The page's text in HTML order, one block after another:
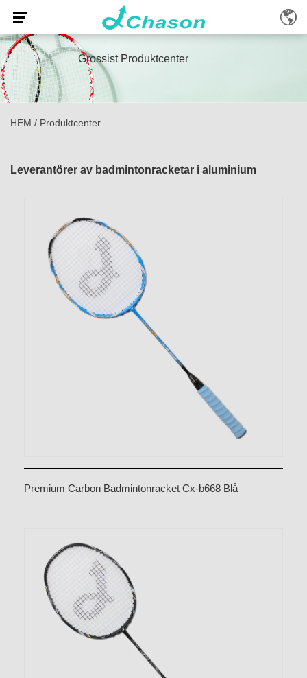
Grossist Produktcenter
HEM / Produktcenter
Leverantörer av badmintonracketar i aluminium
Premium Carbon Badmintonracket Cx-b668 Blå